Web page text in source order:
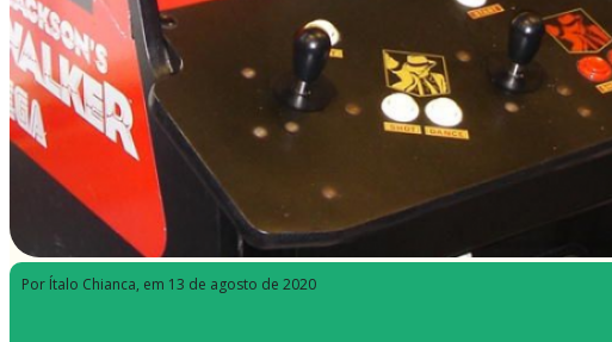
Por Ítalo Chianca, em 13 de agosto de 2020